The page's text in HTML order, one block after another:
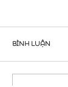
Bình luận